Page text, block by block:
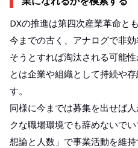
DXの推進は第四次産業革命と
今までの古く、アナログで非
そうとすれば淘汰される可能
とは企業や組織として持続や
す。
同様に今までは募集を出せば
クな職場環境でも辞めないで
想論と人数」で事業活動を維